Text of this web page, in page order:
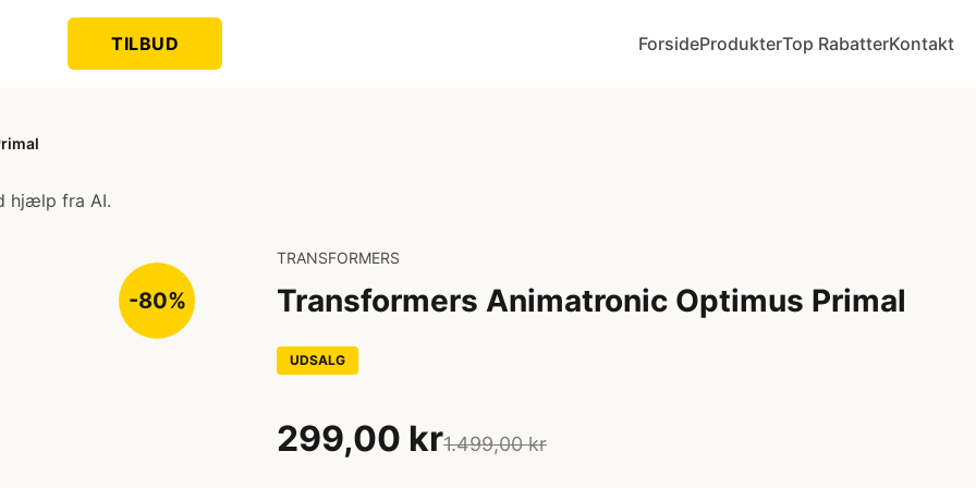
TILBUD ForsideProdukterTop RabatterKontakt
hjælp fra AI.
-80%
TRANSFORMERS
Transformers Animatronic Optimus Primal
UDSALG
299,00 kr1.499,00 kr